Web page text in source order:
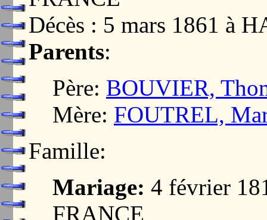
Décès : 5 mars 1861 à
Parents:
Père: BOUVIER,
Mère: FOUTREL,
Famille:
Mariage: 4 février
FRANCE